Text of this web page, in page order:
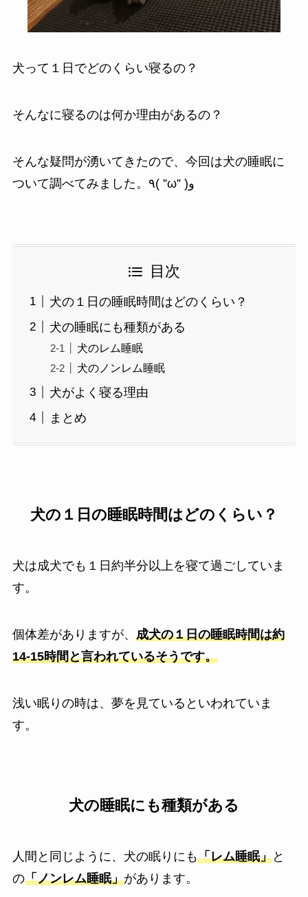
犬って１日でどのくらい寝るの？
そんなに寝るのは何か理由があるの？
そんな疑問が湧いてきたので、今回は犬の睡眠に
ついて調べてみました。٩( ”ω” )و
目次
犬の１日の睡眠時間はどのくらい？
犬の睡眠にも種類がある
犬のレム睡眠
犬のノンレム睡眠
犬がよく寝る理由
まとめ
犬の１日の睡眠時間はどのくらい？
犬は成犬でも１日約半分以上を寝て過ごしていま
す。
個体差がありますが、 成犬の１日の睡眠時間は約
14-15時間と言われているそうです。
浅い眠りの時は、夢を見ているといわれていま
す。
犬の睡眠にも種類がある
人間と同じように、犬の眠りにも「レム睡眠」と
の「ノンレム睡眠」があります。